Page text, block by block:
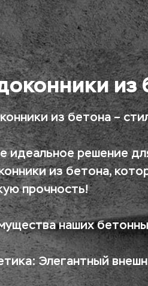
из
из бетона –
идеальное решение
из бетона,
прочность!
наших
Элегантный